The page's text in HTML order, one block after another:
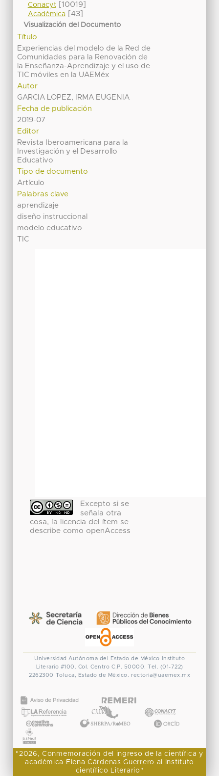
Conacyt[10019]
Académica[43]
Visualización del Documento
Título
Experiencias del modelo de la Red de
Comunidades para la Renovación de
la Enseñanza-Aprendizaje y el uso de
TIC móviles en la UAEMéx
Autor
GARCIA LOPEZ, IRMA EUGENIA
Fecha de publicación
2019-07
Editor
Revista Iberoamericana para la
Investigación y el Desarrollo
Educativo
Tipo de documento
Artículo
Palabras clave
aprendizaje
diseño instruccional
modelo educativo
TIC
Excepto si se
señala otra
cosa, la licencia del ítem se
describe como openAccess
Universidad Autónoma del Estado de México
Instituto
Literario #100. Col. Centro C.P. 50000. Tel. (01-722)
2262300 Toluca, Estado de México. rectoria@uaemex.mx
"2026, Conmemoración del ingreso de la científica y
académica Elena Cárdenas Guerrero al Instituto
científico Literario"